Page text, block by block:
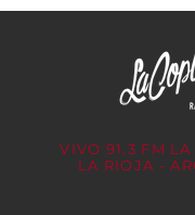
VIVO 91.3 FM LA
LA RIOJA -